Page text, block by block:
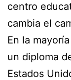
centro
cambia el
En la
un diploma
Estados